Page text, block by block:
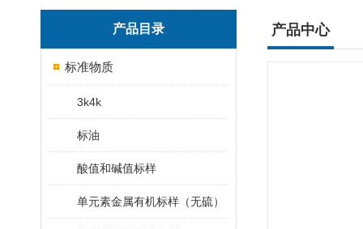
产品目录
标准物质
3k4k
标油
酸值和碱值标样
单元素金属有机标样（无硫）
产品中心